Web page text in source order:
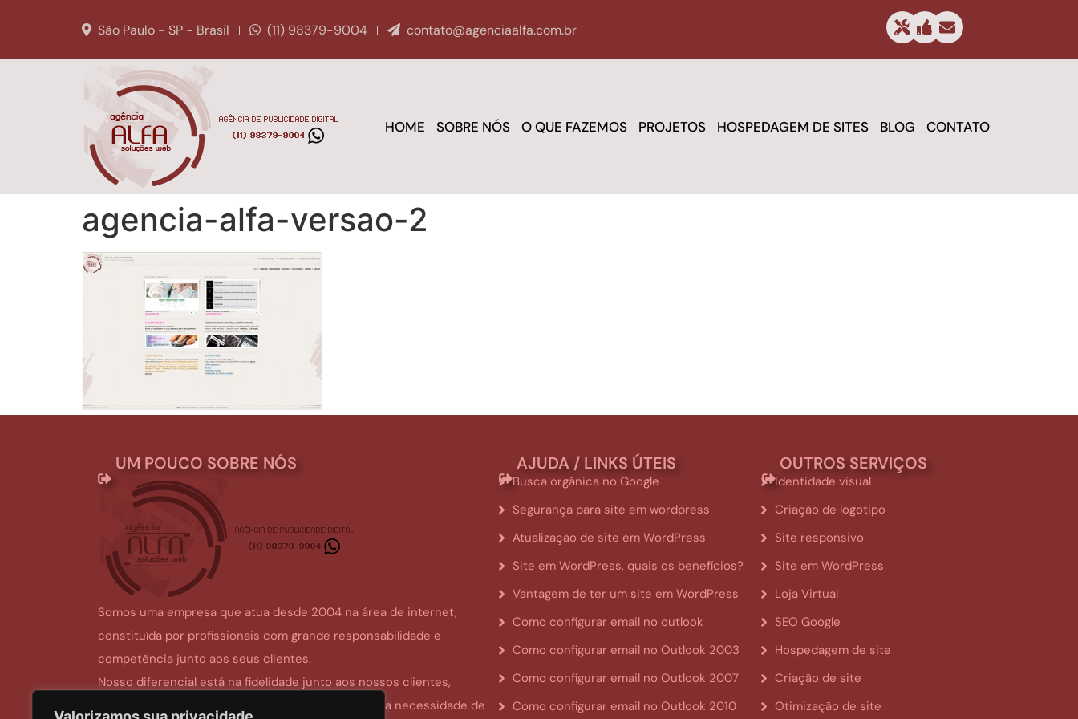
São Paulo - SP - Brasil (11) 98379-9004 contato@agenciaalfa.com.br
HOME SOBRE NÓS O QUE FAZEMOS PROJETOS HOSPEDAGEM DE SITES BLOG CONTATO
agencia-alfa-versao-2
UM POUCO SOBRE NÓS
Somos uma empresa que atua desde 2004 na área de internet,
constituída por profissionais com grande responsabilidade e
competência junto aos seus clientes.
Nosso diferencial está na fidelidade junto aos nossos clientes,
atendendo todos os chamados emergenciais sem a necessidade de
AJUDA / LINKS ÚTEIS
Busca orgânica no Google
Segurança para site em wordpress
Atualização de site em WordPress
Site em WordPress, quais os benefícios?
Vantagem de ter um site em WordPress
Como configurar email no outlook
Como configurar email no Outlook 2003
Como configurar email no Outlook 2007
Como configurar email no Outlook 2010
OUTROS SERVIÇOS
Identidade visual
Criação de logotipo
Site responsivo
Site em WordPress
Loja Virtual
SEO Google
Hospedagem de site
Criação de site
Otimização de site